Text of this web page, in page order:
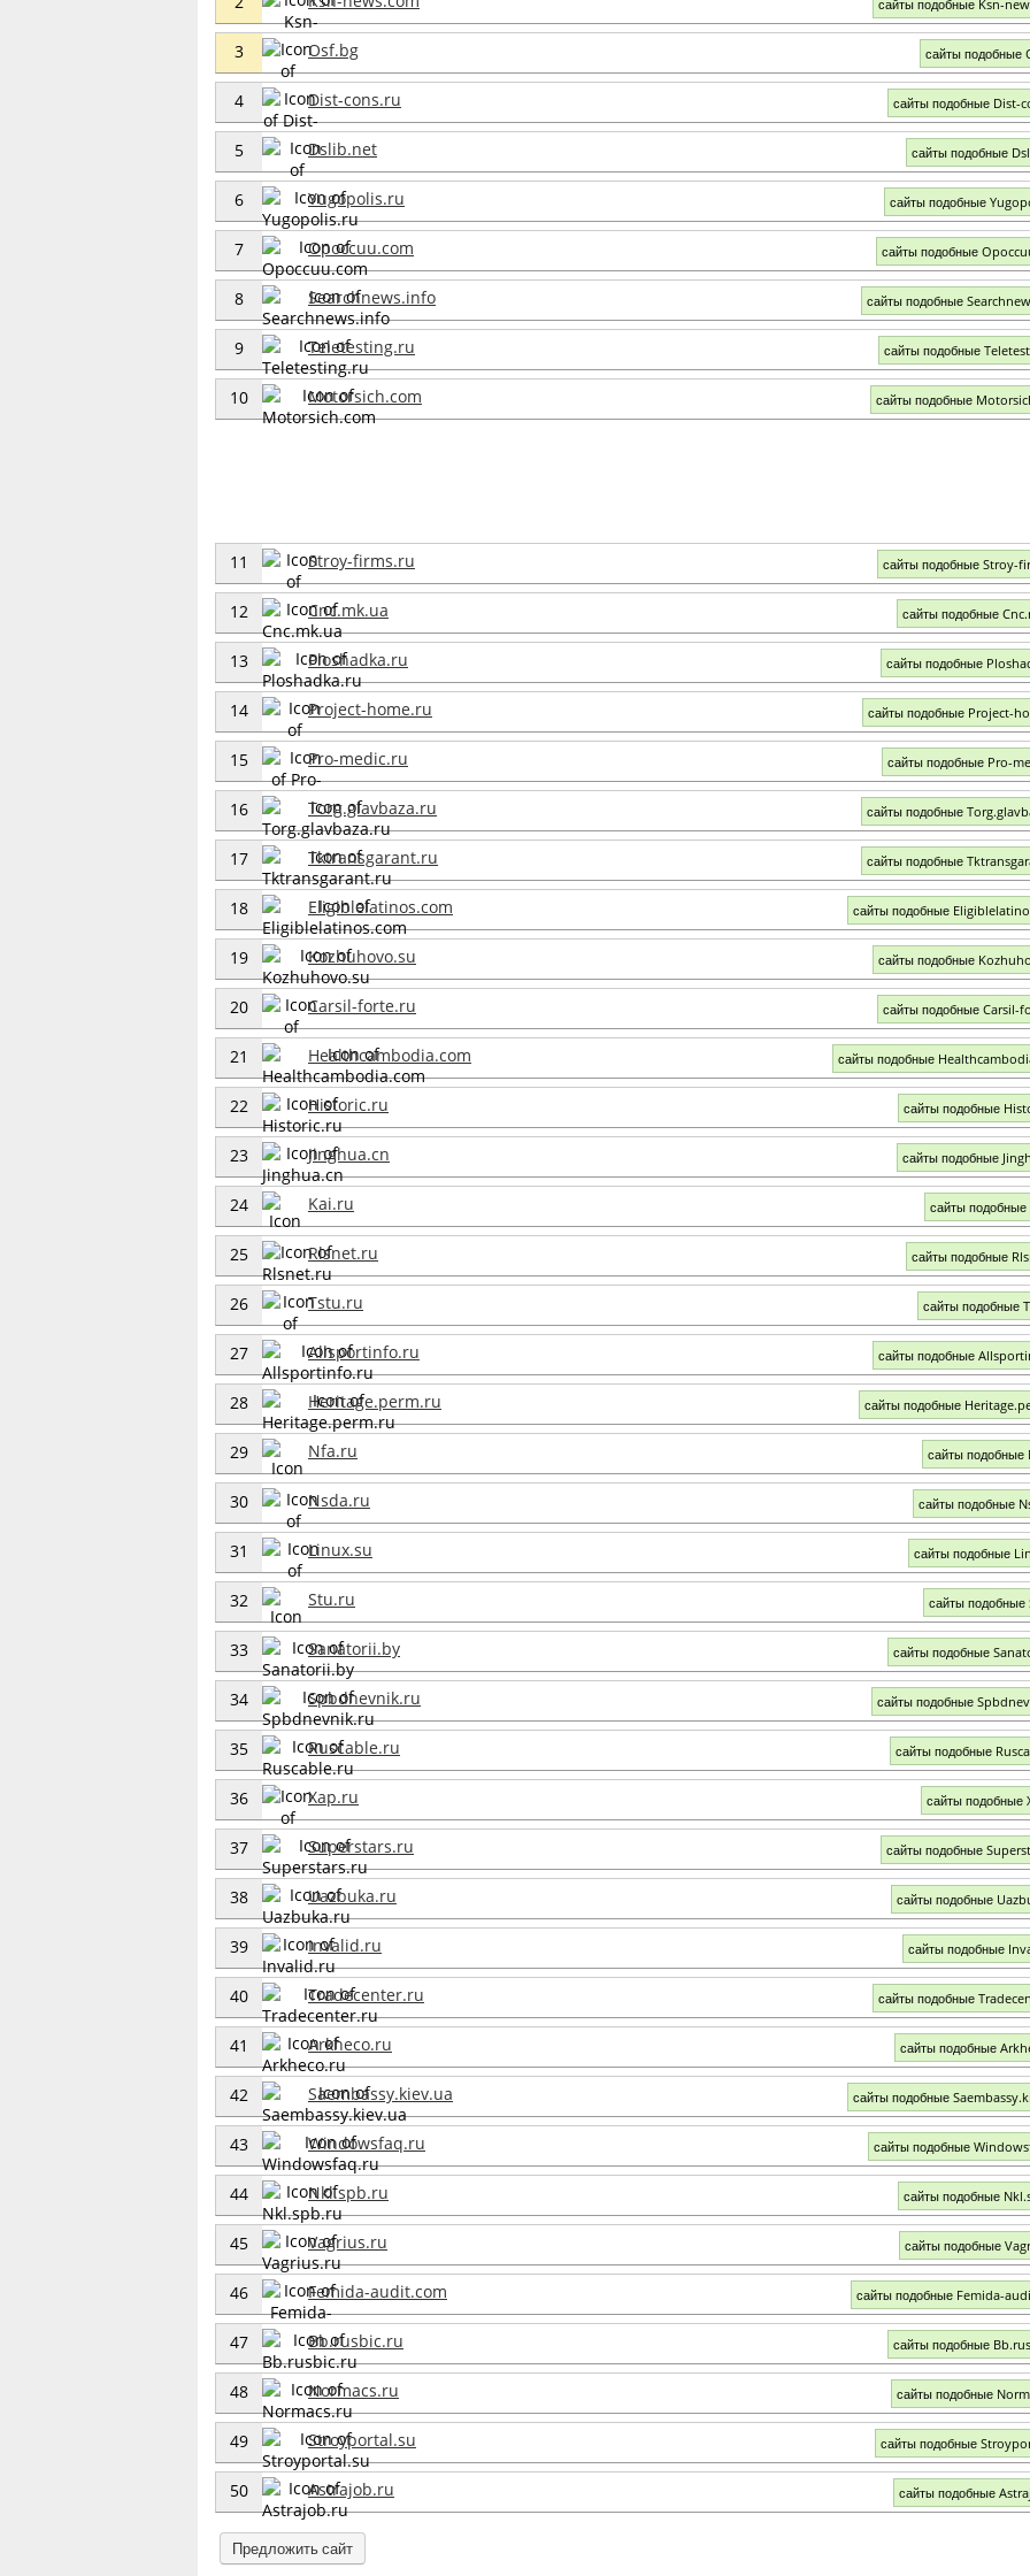
сайты подобные Ksn-
3 Osf.bg сайты подобные
4 Dist-cons.ru сайты подобные Dist-
5 Dslib.net сайты подобные
6 Yugopolis.ru сайты подобные
7 Opoccuu.com сайты подобные
8 Searchnews.info сайты подобные
9 Teletesting.ru сайты подобные
10 Motorsich.com сайты подобные
11 Stroy-firms.ru сайты подобные Stroy-
12 Cnc.mk.ua сайты подобные
13 Ploshadka.ru сайты подобные
14 Project-home.ru сайты подобные Project-
15 Pro-medic.ru сайты подобные Pro-
16 Torg.glavbaza.ru сайты подобные
17 Tktransgarant.ru сайты подобные
18 Eligiblelatinos.com сайты подобные
19 Kozhuhovo.su сайты подобные
20 Carsil-forte.ru сайты подобные Carsil-
21 Healthcambodia.com сайты подобные
22 Historic.ru сайты подобные
23 Jinghua.cn сайты подобные
24 Kai.ru сайты
25 Rlsnet.ru сайты подобные
26 Tstu.ru сайты подобные
27 Allsportinfo.ru сайты подобные
28 Heritage.perm.ru сайты подобные
29 Nfa.ru сайты подобные
30 Nsda.ru сайты подобные
31 Linux.su сайты подобные
32 Stu.ru сайты подобные
33 Sanatorii.by сайты подобные
34 Spbdnevnik.ru сайты подобные
35 Ruscable.ru сайты подобные
36 Xap.ru сайты подобные
37 Superstars.ru сайты подобные
38 Uazbuka.ru сайты подобные
39 Invalid.ru сайты подобные
40 Tradecenter.ru сайты подобные
41 Arkheco.ru сайты подобные
42 Saembassy.kiev.ua сайты подобные
43 Windowsfaq.ru сайты подобные
44 Nkl.spb.ru сайты подобные
45 Vagrius.ru сайты подобные
46 Femida-audit.com сайты подобные Femida-
47 Bb.rusbic.ru сайты подобные
48 Normacs.ru сайты подобные
49 Stroyportal.su сайты подобные
50 Astrajob.ru сайты подобные
Предложить сайт